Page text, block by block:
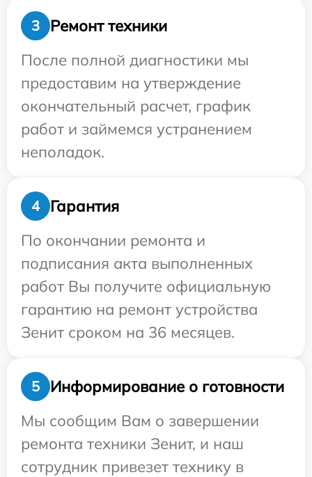
3
Ремонт техники
После полной диагностики мы
предоставим на утверждение
окончательный расчет, график
работ и займемся устранением
неполадок.
4
Гарантия
По окончании ремонта и
подписания акта выполненных
работ Вы получите официальную
гарантию на ремонт устройства
Зенит сроком на 36 месяцев.
5
Информирование о готовности
Мы сообщим Вам о завершении
ремонта техники Зенит, и наш
сотрудник привезет технику в